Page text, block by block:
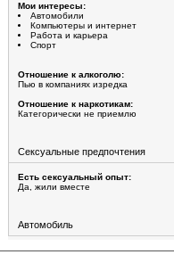
Мои интересы:
Автомобили
Компьютеры и интернет
Работа и карьера
Спорт
Отношение к алкоголю:
Пью в компаниях изредка
Отношение к наркотикам:
Категорически не приемлю
Сексуальные предпочтения
Есть сексуальный опыт:
Да, жили вместе
Автомобиль